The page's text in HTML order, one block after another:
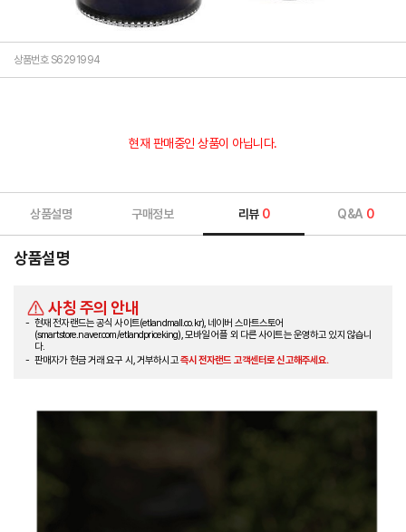
상품번호 S6291994
현재 판매중인 상품이 아닙니다.
상품설명 구매정보 리뷰 0 Q&A 0
상품설명
사칭 주의 안내
현재 전자랜드는 공식 사이트(etlandmall.co.kr), 네이버 스마트스토어
(smartstore.naver.com/etlandpriceking), 모바일 어플 외 다른 사이트는 운영하고 있지 않습니
다.
판매자가 현금 거래 요구 시, 거부하시고즉시 전자랜드 고객센터로 신고해주세요.